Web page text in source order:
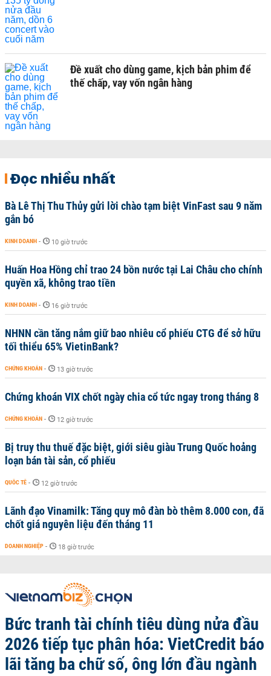
Đề xuất cho dùng game, kịch bản phim để
thế chấp, vay vốn ngân hàng
Đọc nhiều nhất
Bà Lê Thị Thu Thủy gửi lời chào tạm biệt VinFast sau 9 năm
gắn bó
KINH DOANH - 10 giờ trước
Huấn Hoa Hồng chỉ trao 24 bồn nước tại Lai Châu cho chính
quyền xã, không trao tiền
KINH DOANH - 16 giờ trước
NHNN cần tăng nắm giữ bao nhiêu cổ phiếu CTG để sở hữu
tối thiểu 65% VietinBank?
CHỨNG KHOÁN - 13 giờ trước
Chứng khoán VIX chốt ngày chia cổ tức ngay trong tháng 8
CHỨNG KHOÁN - 12 giờ trước
Bị truy thu thuế đặc biệt, giới siêu giàu Trung Quốc hoảng
loạn bán tài sản, cổ phiếu
QUỐC TẾ - 12 giờ trước
Lãnh đạo Vinamilk: Tăng quy mô đàn bò thêm 8.000 con, đã
chốt giá nguyên liệu đến tháng 11
DOANH NGHIỆP - 18 giờ trước
Bức tranh tài chính tiêu dùng nửa đầu
2026 tiếp tục phân hóa: VietCredit báo
lãi tăng ba chữ số, ông lớn đầu ngành